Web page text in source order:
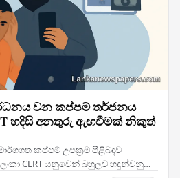
වන කප්පම් තර්ජනය
හදිසි අනතුරු ඇඟවීමක් නිකුත්
කප්පම් උපක්‍රම පිළිබඳව
CERT යනුවෙන් බහුලව හඳුන්වනු